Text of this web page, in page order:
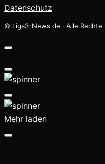
Datenschutz
© Liga3-News.de · Alle Rechte
Mehr laden